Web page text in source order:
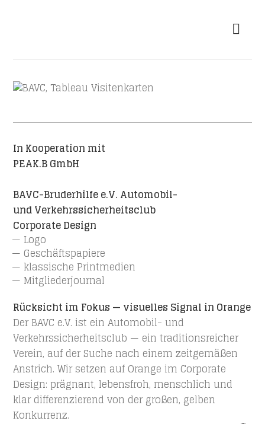
In Kooperation mit
PEAK.B GmbH
BAVC-Bruderhilfe e.V. Automobil-
und Verkehrssicherheitsclub
Corporate Design
Logo
Geschäftspapiere
klassische Printmedien
Mitgliederjournal
Rücksicht im Fokus — visuelles Signal in Orange
Der BAVC e.V. ist ein Automobil- und
Verkehrssicherheitsclub — ein traditionsreicher
Verein, auf der Suche nach einem zeitgemäßen
Anstrich.Wir setzen auf Orange im Corporate
Design: prägnant, lebensfroh, menschlich und
klar differenzierend von der großen, gelben
Konkurrenz.